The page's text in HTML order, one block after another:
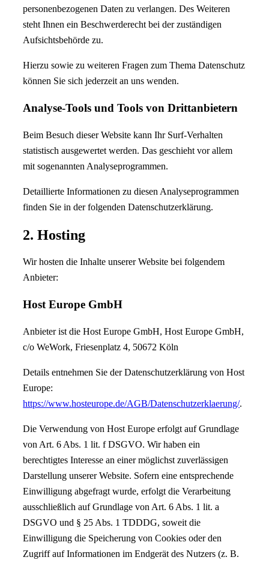
personenbezogenen Daten zu verlangen. Des Weiteren
steht Ihnen ein Beschwerderecht bei der zuständigen
Aufsichtsbehörde zu.
Hierzu sowie zu weiteren Fragen zum Thema Datenschutz
können Sie sich jederzeit an uns wenden.
Analyse-Tools und Tools von Dritt­anbietern
Beim Besuch dieser Website kann Ihr Surf-Verhalten
statistisch ausgewertet werden. Das geschieht vor allem
mit sogenannten Analyseprogrammen.
Detaillierte Informationen zu diesen Analyseprogrammen
finden Sie in der folgenden Datenschutzerklärung.
2. Hosting
Wir hosten die Inhalte unserer Website bei folgendem
Anbieter:
Host Europe GmbH
Anbieter ist die Host Europe GmbH, Host Europe GmbH,
c/o WeWork, Friesenplatz 4, 50672 Köln
Details entnehmen Sie der Datenschutzerklärung von Host
Europe:
https://www.hosteurope.de/AGB/Datenschutzerklaerung/.
Die Verwendung von Host Europe erfolgt auf Grundlage
von Art. 6 Abs. 1 lit. f DSGVO. Wir haben ein
berechtigtes Interesse an einer möglichst zuverlässigen
Darstellung unserer Website. Sofern eine entsprechende
Einwilligung abgefragt wurde, erfolgt die Verarbeitung
ausschließlich auf Grundlage von Art. 6 Abs. 1 lit. a
DSGVO und § 25 Abs. 1 TDDDG, soweit die
Einwilligung die Speicherung von Cookies oder den
Zugriff auf Informationen im Endgerät des Nutzers (z. B.